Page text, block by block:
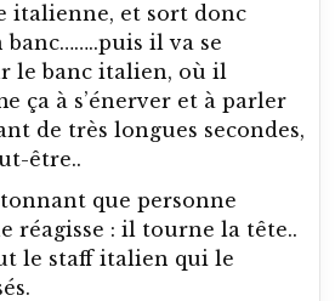
italienne, et sort donc
il va se
le banc italien, où il
ça à s’énerver et à parler
de très longues secondes,
être..
que personne
réagisse : il tourne la tête..
le staff italien qui le